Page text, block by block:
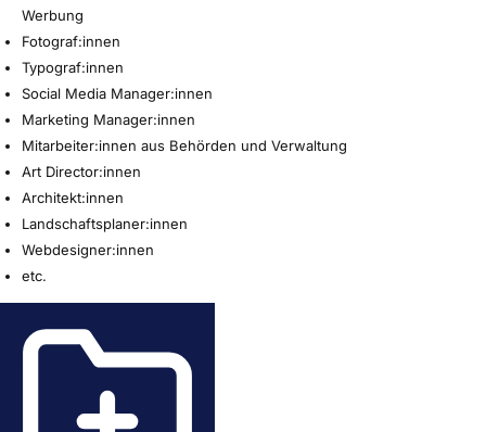
Werbung
Fotograf:innen
Typograf:innen
Social Media Manager:innen
Marketing Manager:innen
Mitarbeiter:innen aus Behörden und Verwaltung
Art Director:innen
Architekt:innen
Landschaftsplaner:innen
Webdesigner:innen
etc.